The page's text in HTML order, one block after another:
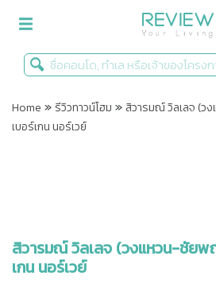
รีวิวคอนโด
Infographic
ข่าวโปรโมชั่น
Home » รีวิวทาวน์โฮม » สิวารมณ์ วิลเลจ (ว
เบอร์เกน นอร์เวย์
สิวารมณ์ วิลเลจ (วงแหวน-ชัยพ
เกน นอร์เวย์